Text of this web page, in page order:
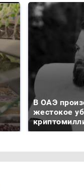
В ОАЭ
жестокое